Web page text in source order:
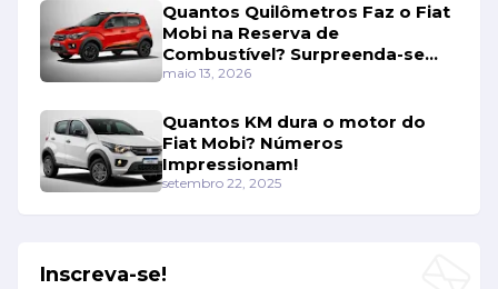
Quantos Quilômetros Faz o Fiat
Mobi na Reserva de
Combustível? Surpreenda-se
Com os Números!
maio 13, 2026
Quantos KM dura o motor do
Fiat Mobi? Números
Impressionam!
setembro 22, 2025
Inscreva-se!